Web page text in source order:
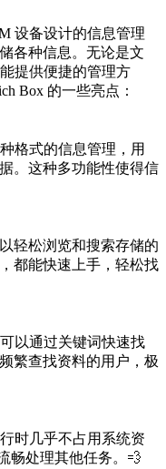
设备设计的信息管理
各种信息。无论是文
提供便捷的管理方
Box 的一些亮点：
格式的信息管理，用
。这种多功能性使得信
轻松浏览和搜索存储的
都能快速上手，轻松找
以通过关键词快速找
繁查找资料的用户，极
时几乎不占用系统资
畅处理其他任务。💨